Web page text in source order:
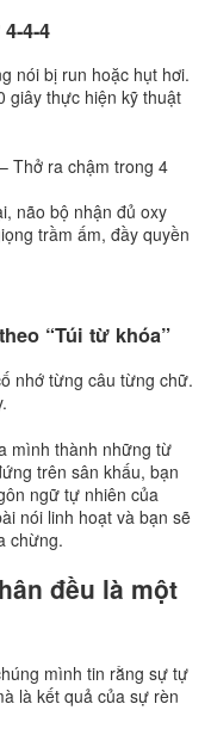
4-4
nói bị run hoặc hụt hơi.
giây thực hiện kỹ thuật
Thở ra chậm trong 4
não bộ nhận đủ oxy
trầm ấm, đầy quyền
“Túi từ khóa”
nhớ từng câu từng chữ.
mình thành những từ
trên sân khấu, bạn
ngữ tự nhiên của
nói linh hoạt và bạn sẽ
chừng.
đều là một
mình tin rằng sự tự
là kết quả của sự rèn